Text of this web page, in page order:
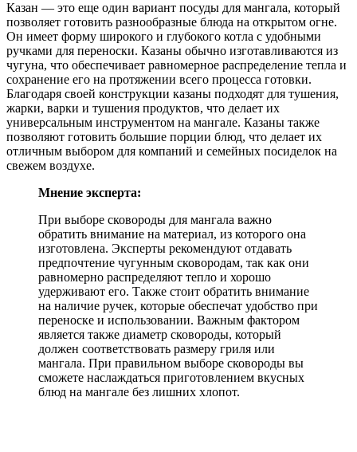
Казан — это еще один вариант посуды для мангала, который
позволяет готовить разнообразные блюда на открытом огне.
Он имеет форму широкого и глубокого котла с удобными
ручками для переноски. Казаны обычно изготавливаются из
чугуна, что обеспечивает равномерное распределение тепла и
сохранение его на протяжении всего процесса готовки.
Благодаря своей конструкции казаны подходят для тушения,
жарки, варки и тушения продуктов, что делает их
универсальным инструментом на мангале. Казаны также
позволяют готовить большие порции блюд, что делает их
отличным выбором для компаний и семейных посиделок на
свежем воздухе.
Мнение эксперта:
При выборе сковороды для мангала важно
обратить внимание на материал, из которого она
изготовлена. Эксперты рекомендуют отдавать
предпочтение чугунным сковородам, так как они
равномерно распределяют тепло и хорошо
удерживают его. Также стоит обратить внимание
на наличие ручек, которые обеспечат удобство при
переноске и использовании. Важным фактором
является также диаметр сковороды, который
должен соответствовать размеру гриля или
мангала. При правильном выборе сковороды вы
сможете наслаждаться приготовлением вкусных
блюд на мангале без лишних хлопот.